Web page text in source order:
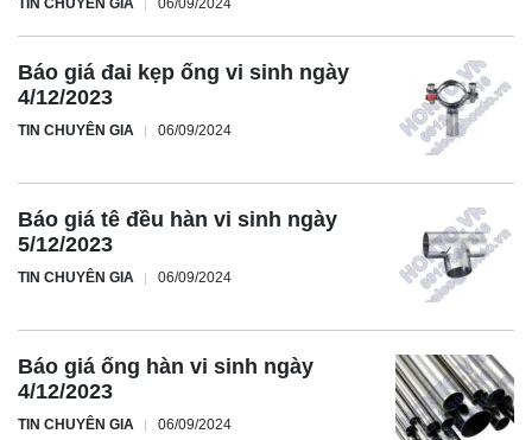
Báo giá đai kẹp ống vi sinh ngày
4/12/2023
TIN CHUYÊN GIA 06/09/2024
Báo giá tê đều hàn vi sinh ngày
5/12/2023
TIN CHUYÊN GIA 06/09/2024
Báo giá ống hàn vi sinh ngày
4/12/2023
TIN CHUYÊN GIA 06/09/2024